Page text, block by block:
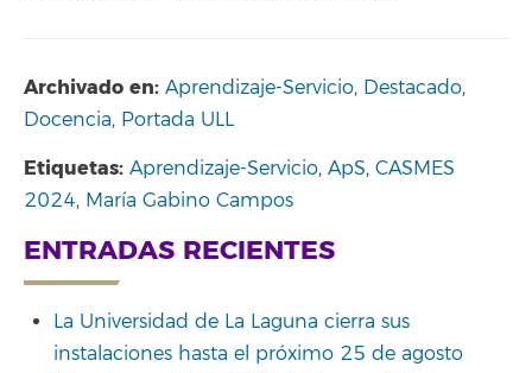
Archivado en: Aprendizaje-Servicio, Destacado,
Docencia, Portada ULL
Etiquetas: Aprendizaje-Servicio, ApS, CASMES
2024, María Gabino Campos
ENTRADAS RECIENTES
La Universidad de La Laguna cierra sus
instalaciones hasta el próximo 25 de agosto